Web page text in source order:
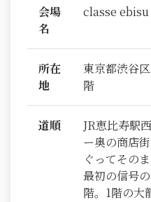
会場
名
classe ebisu
所在
地
東京都渋谷
階
道順
JR恵比寿駅
ー奥の商店
ぐってそのま
最初の信号
階。1階の大